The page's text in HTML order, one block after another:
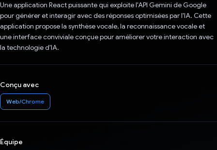
Une application React puissante qui exploite l'API Gemini de Google
pour générer et interagir avec des réponses optimisées par l'IA. Cette
application propose la synthèse vocale, la reconnaissance vocale et
une interface conviviale conçue pour améliorer votre interaction avec
la technologie d'IA.
Conçu avec
Web/Chrome
Équipe